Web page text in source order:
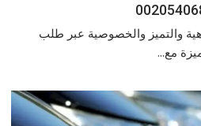
والتميز والخصوصية عبر طلب
مع...